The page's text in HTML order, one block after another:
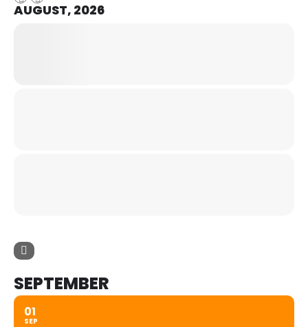
AUGUST, 2026
SEPTEMBER
01
SEP